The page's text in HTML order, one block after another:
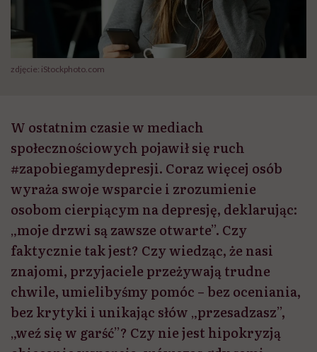
zdjęcie: iStockphoto.com
W ostatnim czasie w mediach
społecznościowych pojawił się ruch
#zapobiegamydepresji. Coraz więcej osób
wyraża swoje wsparcie i zrozumienie
osobom cierpiącym na depresję, deklarując:
„moje drzwi są zawsze otwarte”. Czy
faktycznie tak jest? Czy wiedząc, że nasi
znajomi, przyjaciele przeżywają trudne
chwile, umielibyśmy pomóc – bez oceniania,
bez krytyki i unikając słów „przesadzasz”,
„weź się w garść”? Czy nie jest hipokryzją